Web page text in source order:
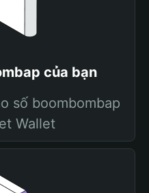
của bạn
số boombombap
Wallet